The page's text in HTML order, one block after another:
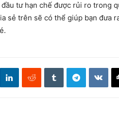
tư hạn chế được rủi ro trong
sẻ trên sẽ có thể giúp bạn đưa